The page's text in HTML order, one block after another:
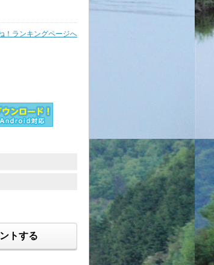
！ランキングページへ
トする